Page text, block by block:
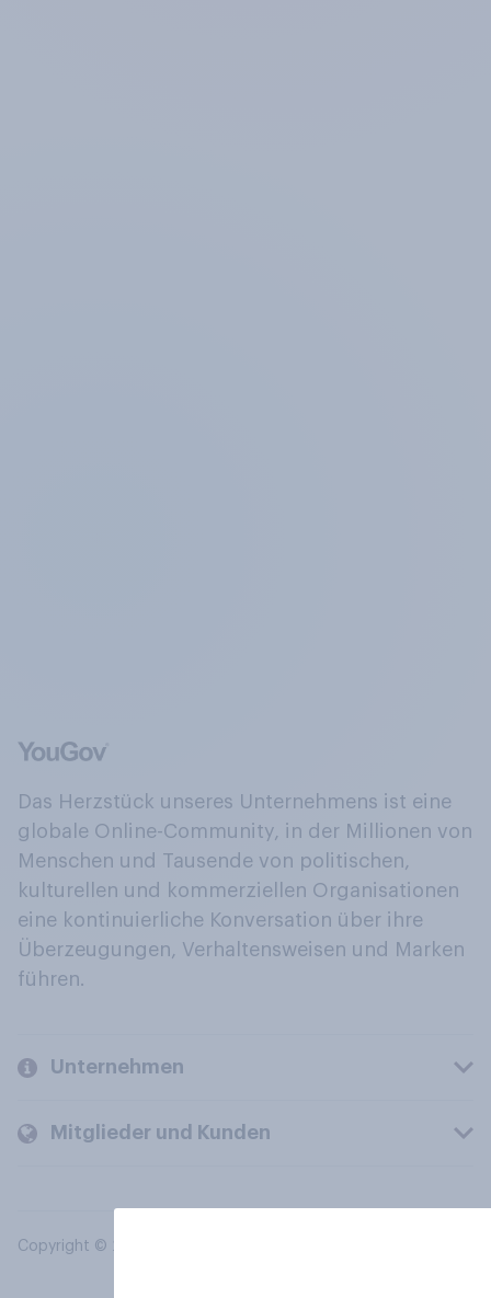
Das Herzstück unseres Unternehmens ist eine
globale Online-Community, in der Millionen von
Menschen und Tausende von politischen,
kulturellen und kommerziellen Organisationen
eine kontinuierliche Konversation über ihre
Überzeugungen, Verhaltensweisen und Marken
führen.
Unternehmen
Mitglieder und Kunden
Copyright © 2026 YouGov PLC. Alle Rechte vorbehalten.